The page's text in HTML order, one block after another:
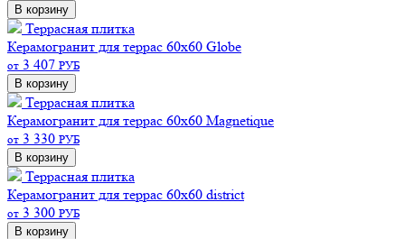
В корзину
Террасная плитка
Керамогранит для террас 60х60 Globe
от 3 407 РУБ
В корзину
Террасная плитка
Керамогранит для террас 60х60 Magnetique
от 3 330 РУБ
В корзину
Террасная плитка
Керамогранит для террас 60х60 district
от 3 300 РУБ
В корзину